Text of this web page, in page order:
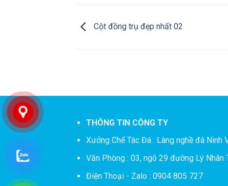
Cột đồng trụ đẹp nhất 02
THÔNG TIN CÔNG TY
Xưởng Chế Tác Đá : Làng nghề đá Ninh
Văn Phòng : 03, ngõ 29 đường Lý Nhân
Điện Thoại - Zalo : 0904 805 727